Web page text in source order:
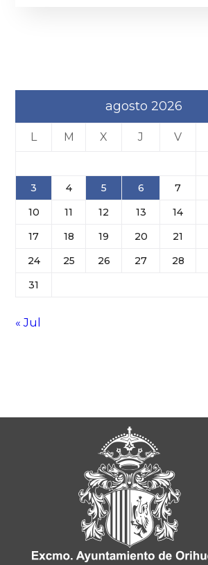
agosto 2026
L M X J V
3
4 5 6 7
10
11 12 13 14
17
18 19 20 21
24
25 26 27 28
31
« Jul